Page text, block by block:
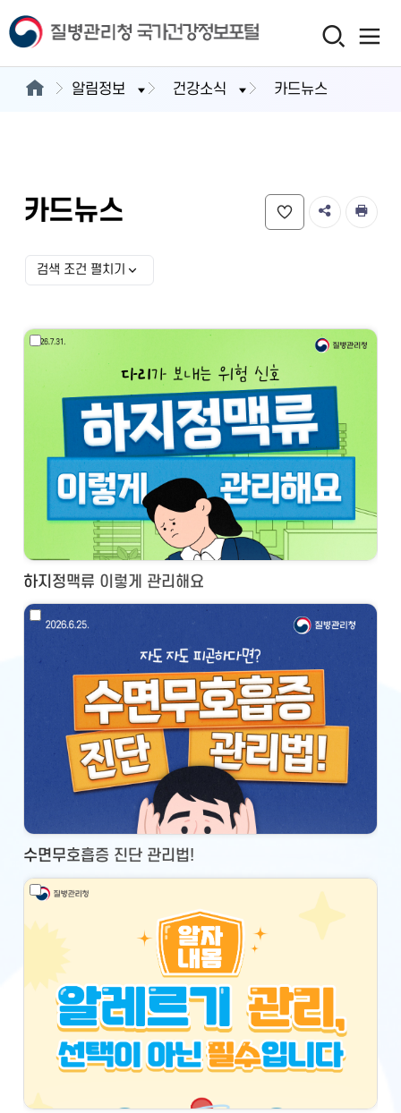
알림정보 건강소식 카드뉴스
카드뉴스
검색 조건 선택
검색 조건 펼치기
하지정맥류 이렇게 관리해요
수면무호흡증 진단 관리법!